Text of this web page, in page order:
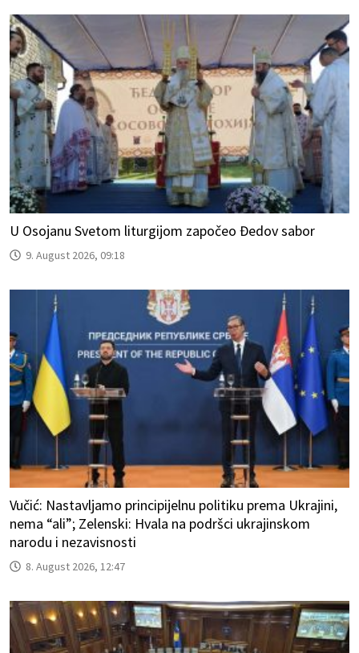
U Osojanu Svetom liturgijom započeo Đedov sabor
9. August 2026, 09:18
Vučić: Nastavljamo principijelnu politiku prema Ukrajini,
nema “ali”; Zelenski: Hvala na podršci ukrajinskom
narodu i nezavisnosti
8. August 2026, 12:47